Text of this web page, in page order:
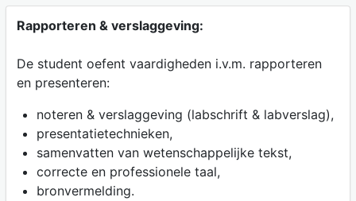
Rapporteren & verslaggeving:
De student oefent vaardigheden i.v.m. rapporteren
en presenteren:
noteren & verslaggeving (labschrift & labverslag),
presentatietechnieken,
samenvatten van wetenschappelijke tekst,
correcte en professionele taal,
bronvermelding.